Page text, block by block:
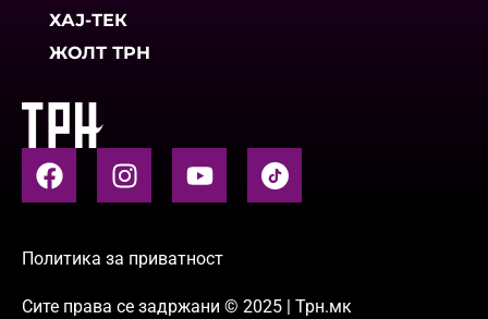
ХАЈ-ТЕК
ЖОЛТ ТРН
Политика за приватност
Сите права се задржани © 2025 | Трн.мк